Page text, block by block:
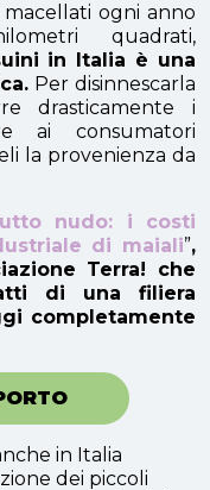
macellati ogni anno
quadrati,
in Italia è una
Per disinnescarla
drasticamente i
ai consumatori
la provenienza da
nudo: i costi
di maiali”,
Terra! che
di una filiera
completamente
in Italia
dei piccoli